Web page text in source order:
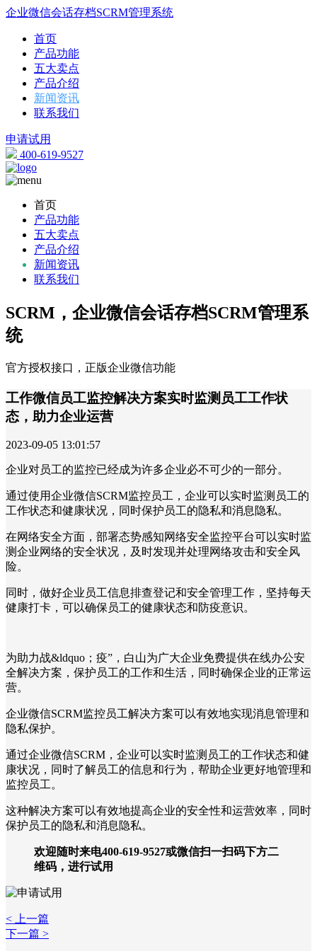
企业微信会话存档SCRM管理系统
首页
产品功能
五大卖点
产品介绍
新闻资讯
联系我们
申请试用
400-619-9527
首页
产品功能
五大卖点
产品介绍
新闻资讯
联系我们
SCRM，企业微信会话存档SCRM管理系
统
官方授权接口，正版企业微信功能
工作微信员工监控解决方案实时监测员工工作状
态，助力企业运营
2023-09-05 13:01:57
企业对员工的监控已经成为许多企业必不可少的一部分。
通过使用企业微信SCRM监控员工，企业可以实时监测员工的
工作状态和健康状况，同时保护员工的隐私和消息隐私。
在网络安全方面，部署态势感知网络安全监控平台可以实时监
测企业网络的安全状况，及时发现并处理网络攻击和安全风
险。
同时，做好企业员工信息排查登记和安全管理工作，坚持每天
健康打卡，可以确保员工的健康状态和防疫意识。
为助力战&ldquo；疫”，白山为广大企业免费提供在线办公安
全解决方案，保护员工的工作和生活，同时确保企业的正常运
营。
企业微信SCRM监控员工解决方案可以有效地实现消息管理和
隐私保护。
通过企业微信SCRM，企业可以实时监测员工的工作状态和健
康状况，同时了解员工的信息和行为，帮助企业更好地管理和
监控员工。
这种解决方案可以有效地提高企业的安全性和运营效率，同时
保护员工的隐私和消息隐私。
欢迎随时来电400-619-9527或微信扫一扫码下方二
维码，进行试用
< 上一篇
下一篇 >